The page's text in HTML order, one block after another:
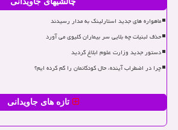
ماهواره های جدید استارلینک به مدار رسیدند
حذف لبنیات چه بلایی سر بیماران کلیوی می آورد
دستور جدید وزارت علوم ابلاغ گردید
چرا در اضطراب آینده، حال کودکانمان را گم کرده ایم؟
تازه های جاویدانی